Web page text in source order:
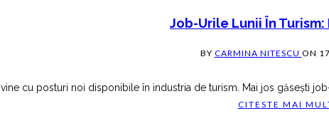
Job-Urile Lunii În Turism:
BY CARMINA NITESCU ON
vine cu posturi noi disponibile în industria de turism. Mai jos găsești
CITESTE MAI